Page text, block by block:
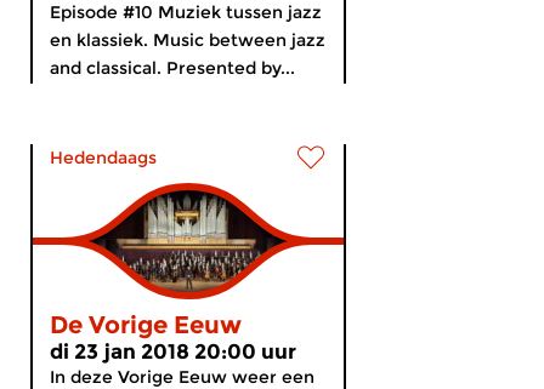
Episode #10 Muziek tussen jazz
en klassiek. Music between jazz
and classical. Presented by...
Hedendaags
De Vorige Eeuw
di 23 jan 2018 20:00 uur
In deze Vorige Eeuw weer een